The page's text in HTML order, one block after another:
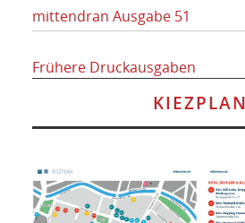
mittendran Ausgabe 51
Frühere Druckausgaben
KIEZPLAN